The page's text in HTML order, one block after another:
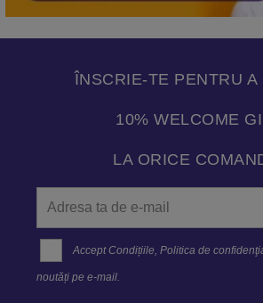
ÎNSCRIE-TE PENTRU A
10% WELCOME
LA ORICE
Accept Condițiile,Politica de
noutăți pe e-mail.